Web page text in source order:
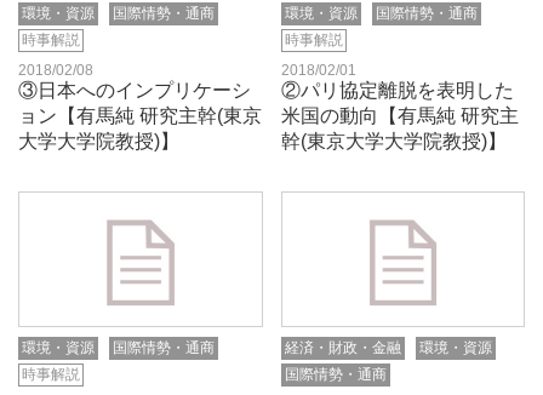
環境・資源
国際情勢・通商
時事解説
2018/02/08
③日本へのインプリケーシ
ョン【有馬純 研究主幹(東京
大学大学院教授)】
環境・資源
国際情勢・通商
時事解説
2018/02/01
②パリ協定離脱を表明した
米国の動向【有馬純 研究主
幹(東京大学大学院教授)】
環境・資源
国際情勢・通商
時事解説
経済・財政・金融
環境・資源
国際情勢・通商